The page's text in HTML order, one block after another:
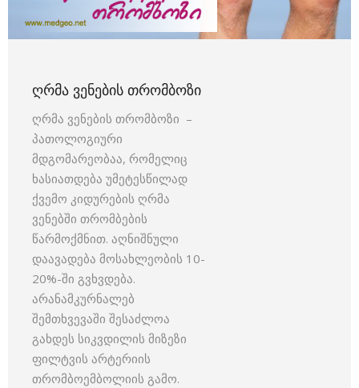
ᲦᲠᲛᲐ ᲕᲔᲜᲔᲑᲘᲡ ᲗᲠᲝᲛᲑᲝᲖᲘ
ღრმა ვენების თრომბოზი –
პათოლოგიური
მდგომარეობაა, რომელიც
ხასიათდება უმეტესწილად
ქვემო კიდურების ღრმა
ვენებში თრომბების
წარმოქმნით. აღნიშნული
დაავადება მოსახლეობის 10-
20%-ში გვხვდება.
არანამკურნალებ
შემთხვევაში შესაძლოა
გახდეს სიკვდილის მიზეზი
ფილტვის არტერიის
თრომბოემბოლიის გამო.